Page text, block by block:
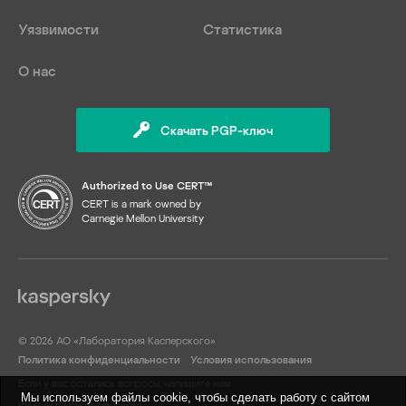
Уязвимости Статистика
О нас
Скачать PGP-ключ
Authorized to Use CERT™
CERT is a mark owned by
Carnegie Mellon University
© 2026 АО «Лаборатория Касперского»
Политика конфиденциальности
Условия использования
Мы используем файлы cookie, чтобы сделать работу с сайтом